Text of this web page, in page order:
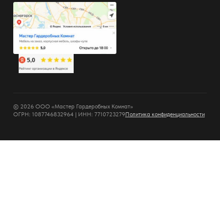
© 2026 ООО «Мастер Гардеробных Комнат»
ОГРН: 1087746832964 | ИНН: 7710723279Политика конфиденциальности